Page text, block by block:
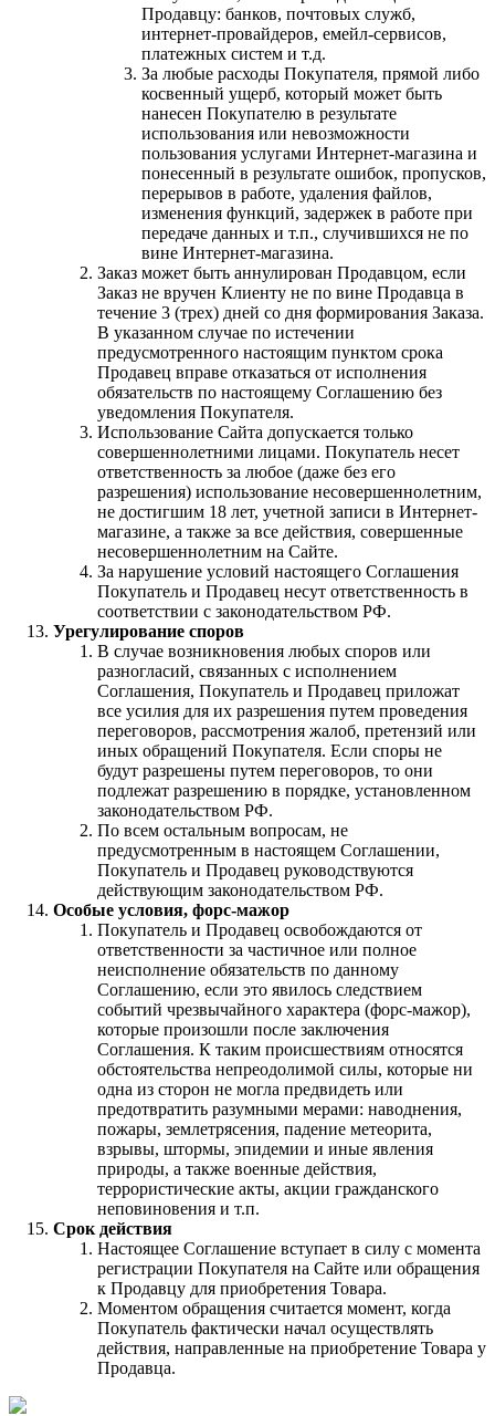
Продавцу: банков, почтовых служб,
интернет-провайдеров, емейл-сервисов,
платежных систем и т.д.
За любые расходы Покупателя, прямой либо
косвенный ущерб, который может быть
нанесен Покупателю в результате
использования или невозможности
пользования услугами Интернет-магазина и
понесенный в результате ошибок, пропусков,
перерывов в работе, удаления файлов,
изменения функций, задержек в работе при
передаче данных и т.п., случившихся не по
вине Интернет-магазина.
Заказ может быть аннулирован Продавцом, если
Заказ не вручен Клиенту не по вине Продавца в
течение 3 (трех) дней со дня формирования Заказа.
В указанном случае по истечении
предусмотренного настоящим пунктом срока
Продавец вправе отказаться от исполнения
обязательств по настоящему Соглашению без
уведомления Покупателя.
Использование Сайта допускается только
совершеннолетними лицами. Покупатель несет
ответственность за любое (даже без его
разрешения) использование несовершеннолетним,
не достигшим 18 лет, учетной записи в Интернет-
магазине, а также за все действия, совершенные
несовершеннолетним на Сайте.
За нарушение условий настоящего Соглашения
Покупатель и Продавец несут ответственность в
соответствии с законодательством РФ.
Урегулирование споров
В случае возникновения любых споров или
разногласий, связанных с исполнением
Соглашения, Покупатель и Продавец приложат
все усилия для их разрешения путем проведения
переговоров, рассмотрения жалоб, претензий или
иных обращений Покупателя. Если споры не
будут разрешены путем переговоров, то они
подлежат разрешению в порядке, установленном
законодательством РФ.
По всем остальным вопросам, не
предусмотренным в настоящем Соглашении,
Покупатель и Продавец руководствуются
действующим законодательством РФ.
Особые условия, форс-мажор
Покупатель и Продавец освобождаются от
ответственности за частичное или полное
неисполнение обязательств по данному
Соглашению, если это явилось следствием
событий чрезвычайного характера (форс-мажор),
которые произошли после заключения
Соглашения. К таким происшествиям относятся
обстоятельства непреодолимой силы, которые ни
одна из сторон не могла предвидеть или
предотвратить разумными мерами: наводнения,
пожары, землетрясения, падение метеорита,
взрывы, штормы, эпидемии и иные явления
природы, а также военные действия,
террористические акты, акции гражданского
неповиновения и т.п.
Срок действия
Настоящее Соглашение вступает в силу с момента
регистрации Покупателя на Сайте или обращения
к Продавцу для приобретения Товара.
Моментом обращения считается момент, когда
Покупатель фактически начал осуществлять
действия, направленные на приобретение Товара у
Продавца.